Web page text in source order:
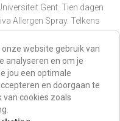
Gent. Tien dagen
Allergen Spray. Telkens
geconstateerd.
onze website gebruik van
analyseren en om je
jou een optimale
en doorgaan te
van cookies zoals